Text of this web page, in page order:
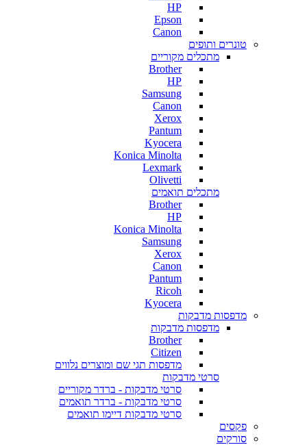
HP
Epson
Canon
טונרים ותופים
מתכלים מקוריים
Brother
HP
Samsung
Canon
Xerox
Pantum
Kyocera
Konica Minolta
Lexmark
Olivetti
מתכלים תואמים
Brother
HP
Konica Minolta
Samsung
Xerox
Canon
Pantum
Ricoh
Kyocera
מדפסות מדבקות
מדפסות מדבקות
Brother
Citizen
מדפסות תגי שם ומוצרים נלווים
סרטי מדבקות
סרטי מדבקות - ברדר מקוריים
סרטי מדבקות - ברדר תואמים
סרטי מדבקות דיימו תואמים
פקסים
סורקים